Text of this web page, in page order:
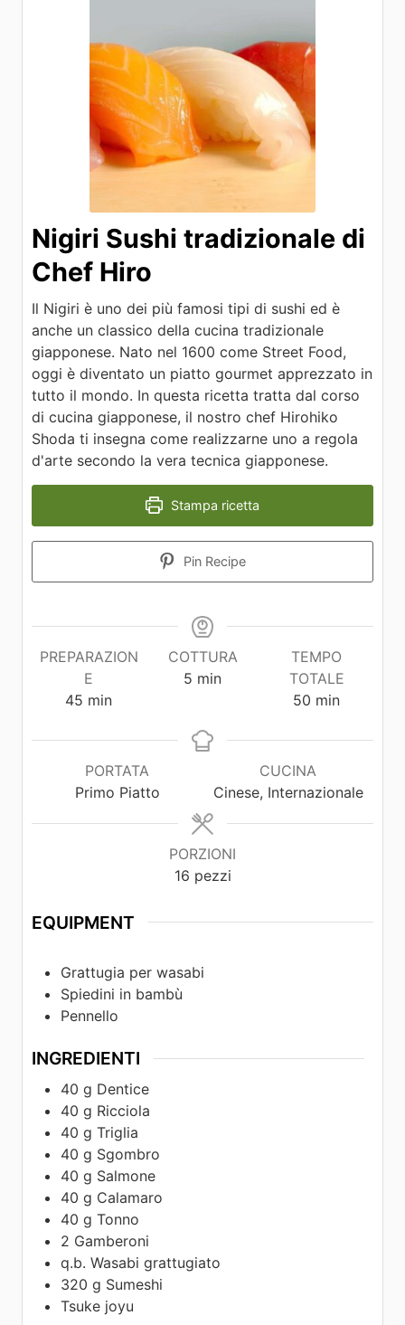
Nigiri Sushi tradizionale di
Chef Hiro
Il Nigiri è uno dei più famosi tipi di sushi ed è
anche un classico della cucina tradizionale
giapponese. Nato nel 1600 come Street Food,
oggi è diventato un piatto gourmet apprezzato in
tutto il mondo. In questa ricetta tratta dal corso
di cucina giapponese, il nostro chef Hirohiko
Shoda ti insegna come realizzarne uno a regola
d'arte secondo la vera tecnica giapponese.
Stampa ricetta
Pin Recipe
PREPARAZION
E
45 min
COTTURA
5 min
TEMPO
TOTALE
50 min
PORTATA
Primo Piatto
CUCINA
Cinese, Internazionale
PORZIONI
16 pezzi
EQUIPMENT
Grattugia per wasabi
Spiedini in bambù
Pennello
INGREDIENTI
40 g Dentice
40 g Ricciola
40 g Triglia
40 g Sgombro
40 g Salmone
40 g Calamaro
40 g Tonno
2 Gamberoni
q.b. Wasabi grattugiato
320 g Sumeshi
Tsuke joyu